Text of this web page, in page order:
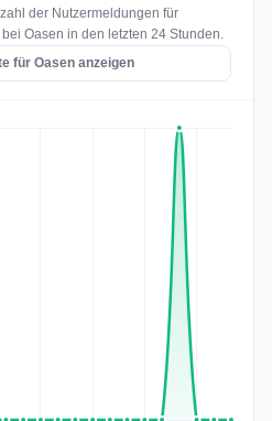
der Nutzermeldungen für
Oasen in den letzten 24 Stunden.
für Oasen anzeigen